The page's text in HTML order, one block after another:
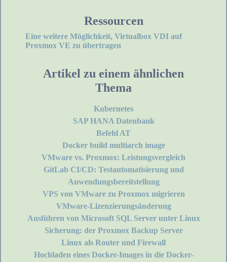
Ressourcen
Eine weitere Möglichkeit, Virtualbox VDI auf
Proxmox VE zu übertragen
Artikel zu einem ähnlichen
Thema
Kubernetes
SAP HANA Datenbank
Befehl AT
Docker build multiarch image
VMware vs. Proxmox: Leistungsvergleich
GitLab CI/CD: Testautomatisierung und
Anwendungsbereitstellung
VPS von VMware zu Proxmox migrieren
VMware-Lizenzierungsänderung
Ausführen von Microsoft SQL Server unter Linux
Sicherung: der Proxmox Backup Server
Linux als Router und Firewall
Hochladen eines Docker-Images in die Docker-